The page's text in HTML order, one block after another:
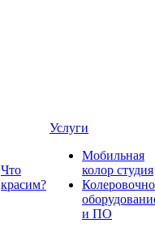
Что
красим?
Услуги
Мобильная
колор студия
и ПО